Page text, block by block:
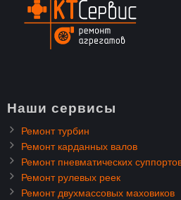
Наши сервисы
Ремонт турбин
Ремонт карданных валов
Ремонт пневматических
Ремонт рулевых реек
Ремонт двухмассовых маховиков